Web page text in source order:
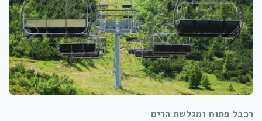
רכבל פתוח ומגלשת הרים